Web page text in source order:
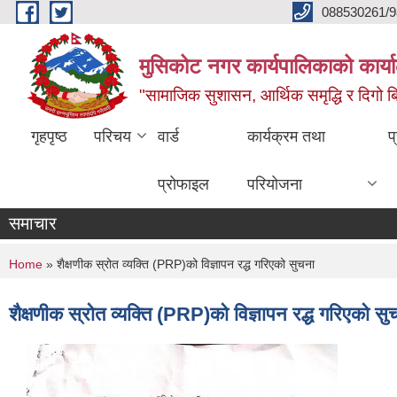
Skip to main content 088530261/
मुसिकोट नगर कार्यपालिकाको
"सामाजिक सुशासन, आर्थिक समृद्धि र दिगो
गृहपृष्ठ परिचय वार्ड
प्रोफाइल
कार्यक्रम तथा
परियोजना
समाचार
You are here
Home » शैक्षणीक स्रोत व्यक्ति (PRP)को विज्ञापन रद्ध गरिएको सुचना
शैक्षणीक स्रोत व्यक्ति (PRP)को विज्ञापन रद्ध गरिएको